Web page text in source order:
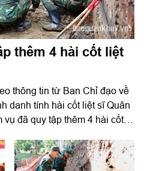
thêm 4 hài cốt liệt
thông tin từ Ban Chỉ đạo về
danh tính hài cốt liệt sĩ Quân
đã quy tập thêm 4 hài cốt
TP. HCM), 2 hài cốt liệt
liệt sĩ tại tỉnh Lâm Đồng.